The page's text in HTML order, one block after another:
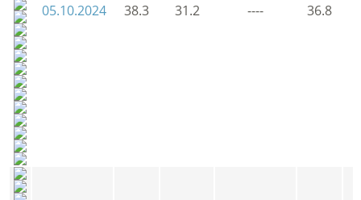
05.10.2024 38.3 31.2 ---- 36.8